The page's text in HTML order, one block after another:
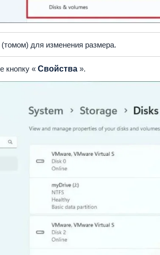
для изменения размера.
кнопку « Свойства».